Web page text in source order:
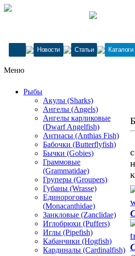
Новости Статьи Каталоги
Меню
Рыбы
Акулы (Sharks)
Ангелы (Angels)
Ангелы карликовые
(Dwarf Angelfish)
Антиасы (Anthias Fish)
Бабочки (Butterflyfish)
Бычки (Gobies)
Граммовые
(Grammatidae)
Груперы (Groupers)
Губаны (Wrasse)
Единороговые
(Monacanthidae)
Занкловые (Zanclidae)
Иглобрюхи (Puffers)
Иглы (Pipefish)
Кабанчики (Hogfish)
Кардиналы (Cardinalfish)